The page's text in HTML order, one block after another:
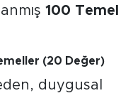
100 Temel
(20 Değer)
duygusal